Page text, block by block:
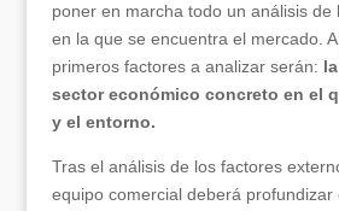
poner en marcha todo un análisis de
en la que se encuentra el mercado.
primeros factores a analizar serán:
sector económico concreto en el
y el entorno.
Tras el análisis de los factores
equipo comercial deberá profundizar